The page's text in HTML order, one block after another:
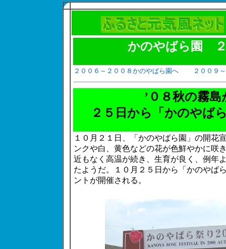
かのやばら園 ２
２００６～２００８かのやばら園へ ２００９
’０８秋の霧
２５日から「かのやば
１０月２１日、「かのやばら園」の開花
ンクや白、黄色などの花が色鮮やかに咲
近もなく高温が続き、生育が良く、例年
たようだ。１０月２５日から「かのやば
ントが開催される。